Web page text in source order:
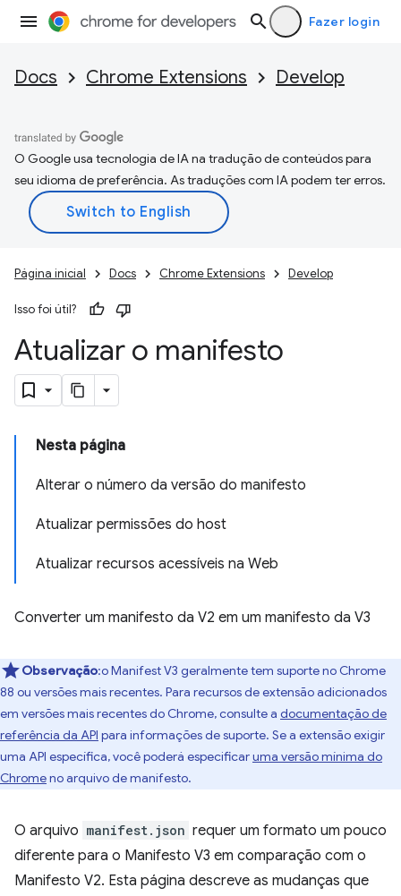
Fazer login
Docs Chrome Extensions Develop
O Google usa tecnologia de IA na tradução de conteúdos para
seu idioma de preferência. As traduções com IA podem ter erros.
Página inicial Docs Chrome Extensions Develop
Isso foi útil?
Atualizar o manifesto
Nesta página
Alterar o número da versão do manifesto
Atualizar permissões do host
Atualizar recursos acessíveis na Web
Converter um manifesto da V2 em um manifesto da V3
Observação:o Manifest V3 geralmente tem suporte no Chrome
88 ou versões mais recentes. Para recursos de extensão adicionados
em versões mais recentes do Chrome, consulte a documentação de
referência da API para informações de suporte. Se a extensão exigir
uma API específica, você poderá especificaruma versão mínima do
Chromeno arquivo de manifesto.
O arquivo manifest.json requer um formato um pouco
diferente para o Manifesto V3 em comparação com o
Manifesto V2. Esta página descreve as mudanças que